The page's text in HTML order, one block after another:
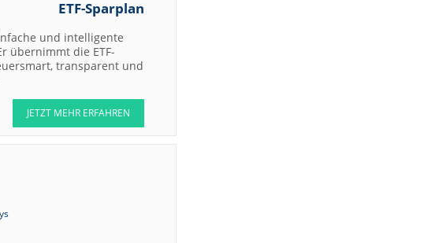
ETF-Sparplan
und intelligente
übernimmt die ETF-
transparent und
JETZT MEHR ERFAHREN